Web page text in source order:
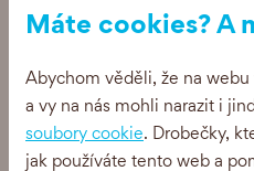
skleničce vypadá náramně!
Máte cookies? A
Abychom věděli, že na
a vy na nás mohli narazit i
soubory cookie. Drobečky,
jak používáte tento web a